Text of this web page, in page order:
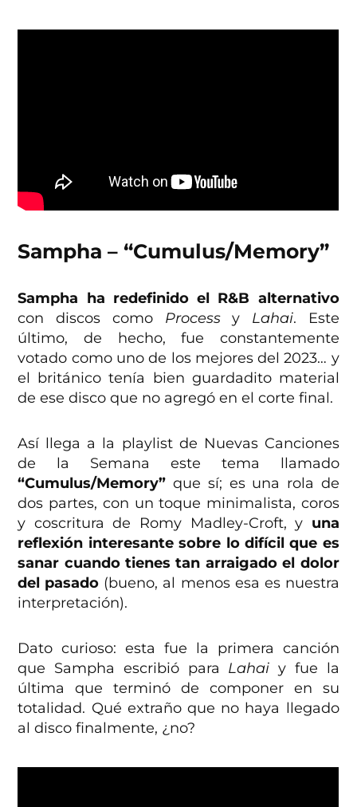
Sampha – “Cumulus/Memory”
Sampha ha redefinido el R&B alternativo
con discos como Processy Lahai. Este
último, de hecho, fue constantemente
votado como uno de los mejores del 2023… y
el británico tenía bien guardadito material
de ese disco que no agregó en el corte final.
Así llega a la playlist de Nuevas Canciones
de la Semana este tema llamado
“Cumulus/Memory”que sí; es una rola de
dos partes, con un toque minimalista, coros
y coscritura de Romy Madley-Croft, y una
reflexión interesante sobre lo difícil que es
sanar cuando tienes tan arraigado el dolor
del pasado (bueno, al menos esa es nuestra
interpretación).
Dato curioso: esta fue la primera canción
que Sampha escribió para Lahai y fue la
última que terminó de componer en su
totalidad. Qué extraño que no haya llegado
al disco finalmente, ¿no?